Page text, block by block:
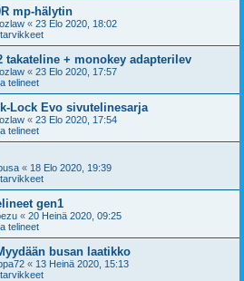
mp-hälytin
« 23 Elo 2020, 18:02
takateline + monokey adapterilev
« 23 Elo 2020, 17:57
telineet
Lock Evo sivutelinesarja
« 23 Elo 2020, 17:54
telineet
« 18 Elo 2020, 19:39
gen1
« 20 Heinä 2020, 09:25
telineet
busan laatikko
« 13 Heinä 2020, 15:13